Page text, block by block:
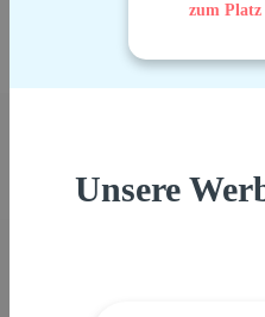
zum Platz
Unsere